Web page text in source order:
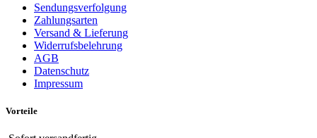
Sendungsverfolgung
Zahlungsarten
Versand & Lieferung
Widerrufsbelehrung
AGB
Datenschutz
Impressum
Vorteile